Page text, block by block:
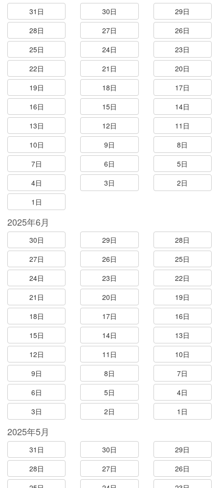
31日 30日
29日
28日
27日
26日
25日
24日
23日
22日
21日
20日
19日
18日
17日
16日
15日
14日
13日
12日
11日
10日
9日
8日
7日
6日
5日
4日
3日
2日
1日
2025年6月
30日 29日
28日
27日
26日
25日
24日
23日
22日
21日
20日
19日
18日
17日
16日
15日
14日
13日
12日
11日
10日
9日
8日
7日
6日
5日
4日
3日
2日 1日
2025年5月
31日 30日
29日
28日
27日
26日